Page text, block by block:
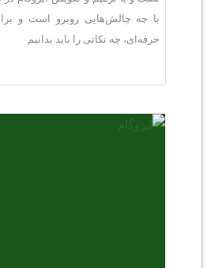
با چه چالش‌هایی روبرو است و
حرفه‌ای، چه نکاتی را باید بدانیم